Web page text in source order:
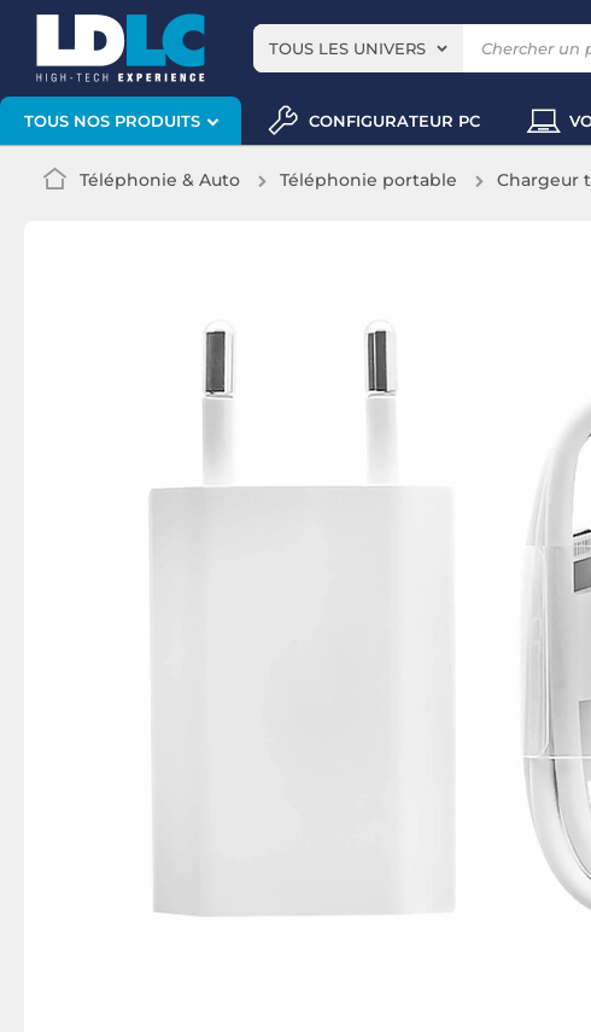
TOUS LES UNIVERS
TOUS NOS PRODUITS CONFIGURATEUR PC
Téléphonie & Auto Téléphonie portable Chargeur